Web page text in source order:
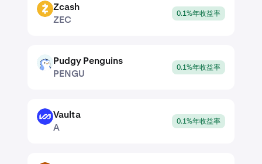
ZEC
Zcash
ZEC
0.1%年收益率
PENGU
Pudgy Penguins
PENGU
0.1%年收益率
A
Vaulta
A
0.1%年收益率